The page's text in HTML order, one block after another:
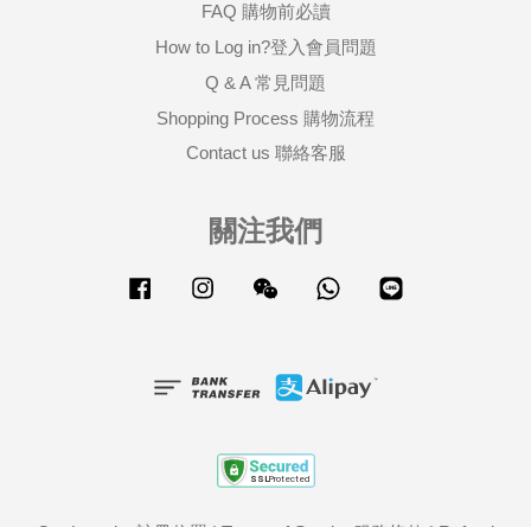
FAQ 購物前必讀
How to Log in?登入會員問題
Q & A 常見問題
Shopping Process 購物流程
Contact us 聯絡客服
關注我們
Facebook Instagram Wechat Whatsapp